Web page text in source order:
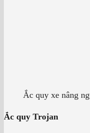
Ắc quy xe nâng
Ắc quy Trojan